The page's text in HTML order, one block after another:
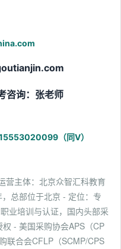
咨询：张老师
（同V）
营主体：北京众智汇科教育
总部位于北京 - 定位：专
业培训与认证，国内头部采
- 美国采购协会APS（CP
联合会CFLP（SCMP/CPS